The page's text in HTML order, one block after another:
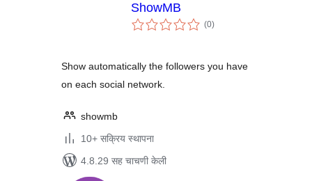
ShowMB
(0एकूण
मूल्यांकन
)
Show automatically the followers you have
on each social network.
showmb
10+ सक्रिय स्थापना
4.8.29 सह चाचणी केली